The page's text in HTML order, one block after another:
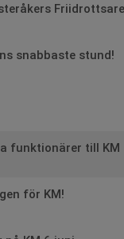
snabbaste stund!
funktionärer till KM
för KM!